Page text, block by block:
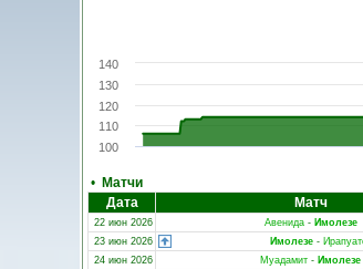
100
110
120
130
140
• Матчи
Дата
Матч
22 июн 2026
Авенида- Имолезе
23 июн 2026
Имолезе-
24 июн 2026
Муадамит - Имолезе